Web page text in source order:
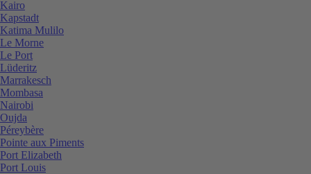
Kairo
Kapstadt
Katima Mulilo
Le Morne
Le Port
Lüderitz
Marrakesch
Mombasa
Nairobi
Oujda
Péreybère
Pointe aux Piments
Port Elizabeth
Port Louis